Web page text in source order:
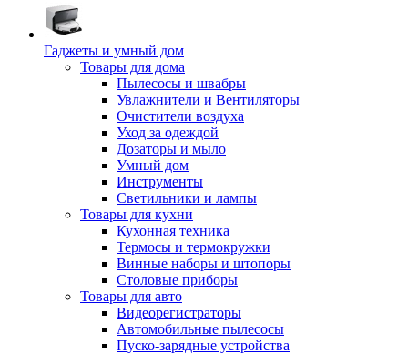
Гаджеты и умный дом
Товары для дома
Пылесосы и швабры
Увлажнители и Вентиляторы
Очистители воздуха
Уход за одеждой
Дозаторы и мыло
Умный дом
Инструменты
Светильники и лампы
Товары для кухни
Кухонная техника
Термосы и термокружки
Винные наборы и штопоры
Столовые приборы
Товары для авто
Видеорегистраторы
Автомобильные пылесосы
Пуско-зарядные устройства